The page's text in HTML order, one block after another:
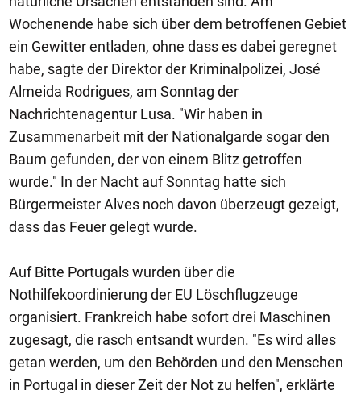
Wochenende habe sich über dem betroffenen Gebiet
ein Gewitter entladen, ohne dass es dabei geregnet
habe, sagte der Direktor der Kriminalpolizei, José
Almeida Rodrigues, am Sonntag der
Nachrichtenagentur Lusa. "Wir haben in
Zusammenarbeit mit der Nationalgarde sogar den
Baum gefunden, der von einem Blitz getroffen
wurde." In der Nacht auf Sonntag hatte sich
Bürgermeister Alves noch davon überzeugt gezeigt,
dass das Feuer gelegt wurde.
Auf Bitte Portugals wurden über die
Nothilfekoordinierung der EU Löschflugzeuge
organisiert. Frankreich habe sofort drei Maschinen
zugesagt, die rasch entsandt wurden. "Es wird alles
getan werden, um den Behörden und den Menschen
in Portugal in dieser Zeit der Not zu helfen", erklärte